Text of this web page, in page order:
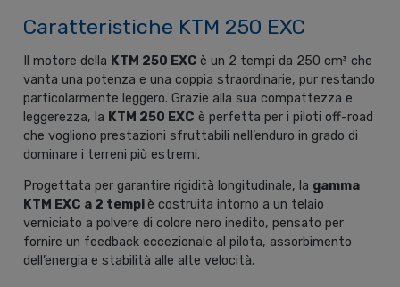
Caratteristiche KTM 250 EXC
Il motore della KTM 250 EXC è un 2 tempi da 250 cm³ che
vanta una potenza e una coppia straordinarie, pur restando
particolarmente leggero. Grazie alla sua compattezza e
leggerezza, la KTM 250 EXC è perfetta per i piloti off-road
che vogliono prestazioni sfruttabili nell’enduro in grado di
dominare i terreni più estremi.
Progettata per garantire rigidità longitudinale, la gamma
KTM EXC a 2 tempiè costruita intorno a un telaio
verniciato a polvere di colore nero inedito, pensato per
fornire un feedback eccezionale al pilota, assorbimento
dell’energia e stabilità alle alte velocità.